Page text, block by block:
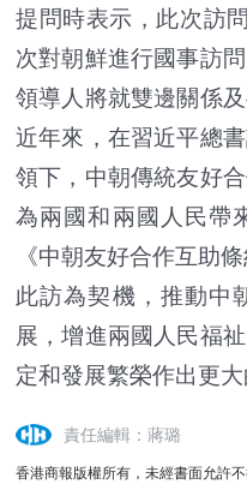
提問時表示，此次訪
次對朝鮮進行國事訪
領導人將就雙邊關係
近年來，在習近平總
領下，中朝傳統友好
為兩國和兩國人民帶
《中朝友好合作互助
此訪為契機，推動中
展，增進兩國人民福
定和發展繁榮作出更大
責任編輯：蔣璐
香港商報版權所有，未經書面允許不